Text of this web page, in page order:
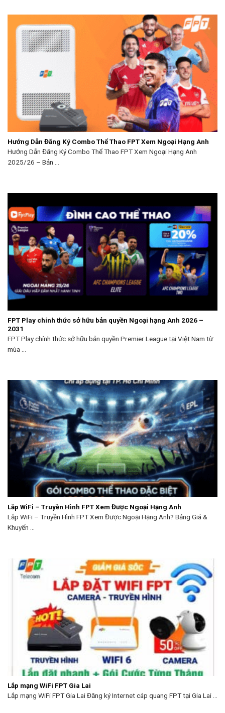
Hướng Dẫn Đăng Ký Combo Thể Thao FPT Xem Ngoại Hạng Anh
Hướng Dẫn Đăng Ký Combo Thể Thao FPT Xem Ngoại Hạng Anh
2025/26 – Bản ...
FPT Play chính thức sở hữu bản quyền Ngoại hạng Anh 2026 –
2031
FPT Play chính thức sở hữu bản quyền Premier League tại Việt Nam từ
mùa ...
Lắp WiFi – Truyền Hình FPT Xem Được Ngoại Hạng Anh
Lắp WiFi – Truyền Hình FPT Xem Được Ngoại Hạng Anh? Bảng Giá &
Khuyến ...
Lắp mạng WiFi FPT Gia Lai
Lắp mạng WiFi FPT Gia Lai Đăng ký Internet cáp quang FPT tại Gia Lai ...